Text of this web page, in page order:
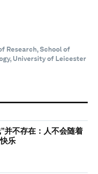
Research, School of
University of Leicester
并不存在：人不会随着
乐